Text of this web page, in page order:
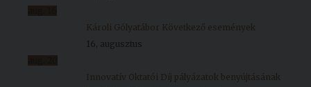
Károli Gólyatábor Következő események
16, augusztus
Innovatív Oktatói Díj pályázatok benyújtásának